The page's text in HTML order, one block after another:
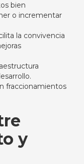
bien
o incrementar
la convivencia
fraccionamientos
y